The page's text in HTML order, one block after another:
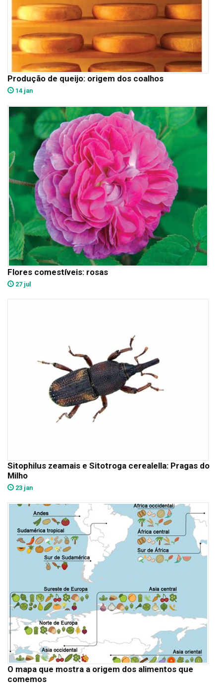
Produção de queijo: origem dos coalhos
14 jan
Flores comestíveis: rosas
27 jul
Sitophilus zeamais e Sitotroga cerealella: Pragas do
Milho
23 jan
O mapa que mostra a origem dos alimentos que
comemos